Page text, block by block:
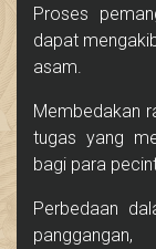
Proses
dapat
asam.
Membedakan
tugas yang
bagi para
Perbedaan